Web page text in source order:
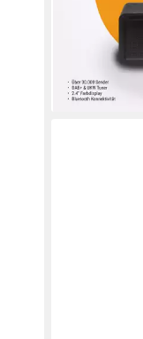
lieferbar - in 2-